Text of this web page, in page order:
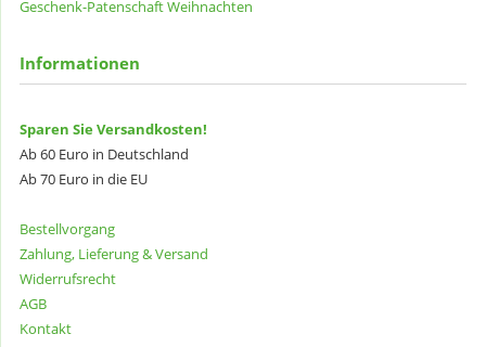
Geschenk-PatenschaftWeihnachten
Informationen
Sparen Sie Versandkosten!
Ab 60 Euro in Deutschland
Ab 70 Euro in die EU
Bestellvorgang
Zahlung, Lieferung & Versand
Widerrufsrecht
AGB
Kontakt